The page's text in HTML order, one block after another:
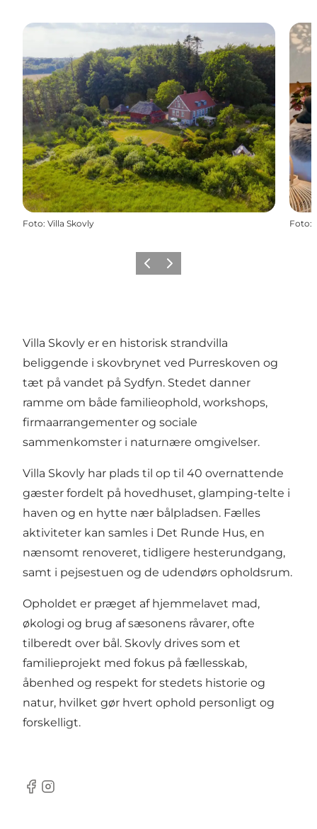
Foto: Villa Skovly Foto:
ForrigeNæste
Villa Skovly er en historisk strandvilla
beliggende i skovbrynet ved Purreskoven og
tæt på vandet på Sydfyn. Stedet danner
ramme om både familieophold, workshops,
firmaarrangementer og sociale
sammenkomster i naturnære omgivelser.
Villa Skovly har plads til op til 40 overnattende
gæster fordelt på hovedhuset, glamping-telte i
haven og en hytte nær bålpladsen. Fælles
aktiviteter kan samles i Det Runde Hus, en
nænsomt renoveret, tidligere hesterundgang,
samt i pejsestuen og de udendørs opholdsrum.
Opholdet er præget af hjemmelavet mad,
økologi og brug af sæsonens råvarer, ofte
tilberedt over bål. Skovly drives som et
familieprojekt med fokus på fællesskab,
åbenhed og respekt for stedets historie og
natur, hvilket gør hvert ophold personligt og
forskelligt.
Facebook
Instagram